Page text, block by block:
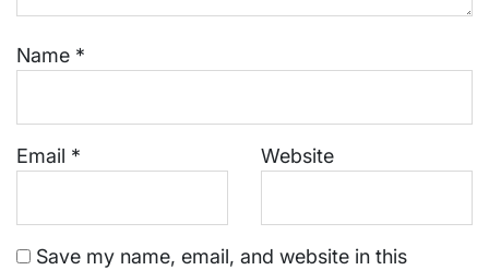
Name *
Email * Website
Save my name, email, and website in this